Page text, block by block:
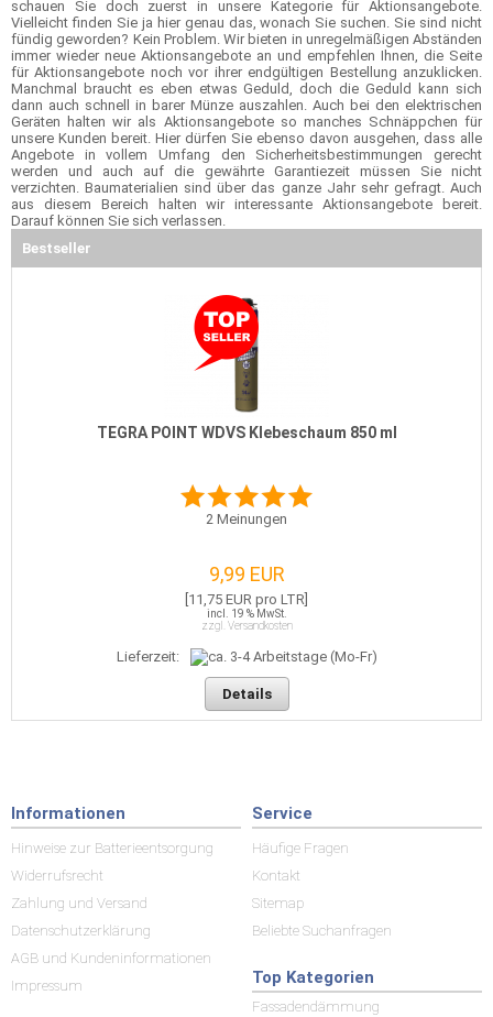
schauen Sie doch zuerst in unsere Kategorie für Aktionsangebote.
Vielleicht finden Sie ja hier genau das, wonach Sie suchen. Sie sind nicht
fündig geworden? Kein Problem. Wir bieten in unregelmäßigen Abständen
immer wieder neue Aktionsangebote an und empfehlen Ihnen, die Seite
für Aktionsangebote noch vor ihrer endgültigen Bestellung anzuklicken.
Manchmal braucht es eben etwas Geduld, doch die Geduld kann sich
dann auch schnell in barer Münze auszahlen. Auch bei den elektrischen
Geräten halten wir als Aktionsangebote so manches Schnäppchen für
unsere Kunden bereit. Hier dürfen Sie ebenso davon ausgehen, dass alle
Angebote in vollem Umfang den Sicherheitsbestimmungen gerecht
werden und auch auf die gewährte Garantiezeit müssen Sie nicht
verzichten. Baumaterialien sind über das ganze Jahr sehr gefragt. Auch
aus diesem Bereich halten wir interessante Aktionsangebote bereit.
Darauf können Sie sich verlassen.
Bestseller
TEGRA POINT WDVS Klebeschaum 850 ml
2 Meinungen
9,99 EUR
[11,75 EUR pro LTR]
incl. 19 % MwSt.
zzgl. Versandkosten
Lieferzeit:
Details
Informationen
Hinweise zur Batterieentsorgung
Widerrufsrecht
Zahlung und Versand
Datenschutzerklärung
AGB und Kundeninformationen
Impressum
Service
Häufige Fragen
Kontakt
Sitemap
Beliebte Suchanfragen
Top Kategorien
Fassadendämmung